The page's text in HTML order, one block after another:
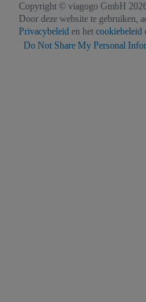
Copyright © viagogo GmbH
Door deze website te gebruiken,
Privacybeleid en het cookiebeleid
Do Not Share My Personal